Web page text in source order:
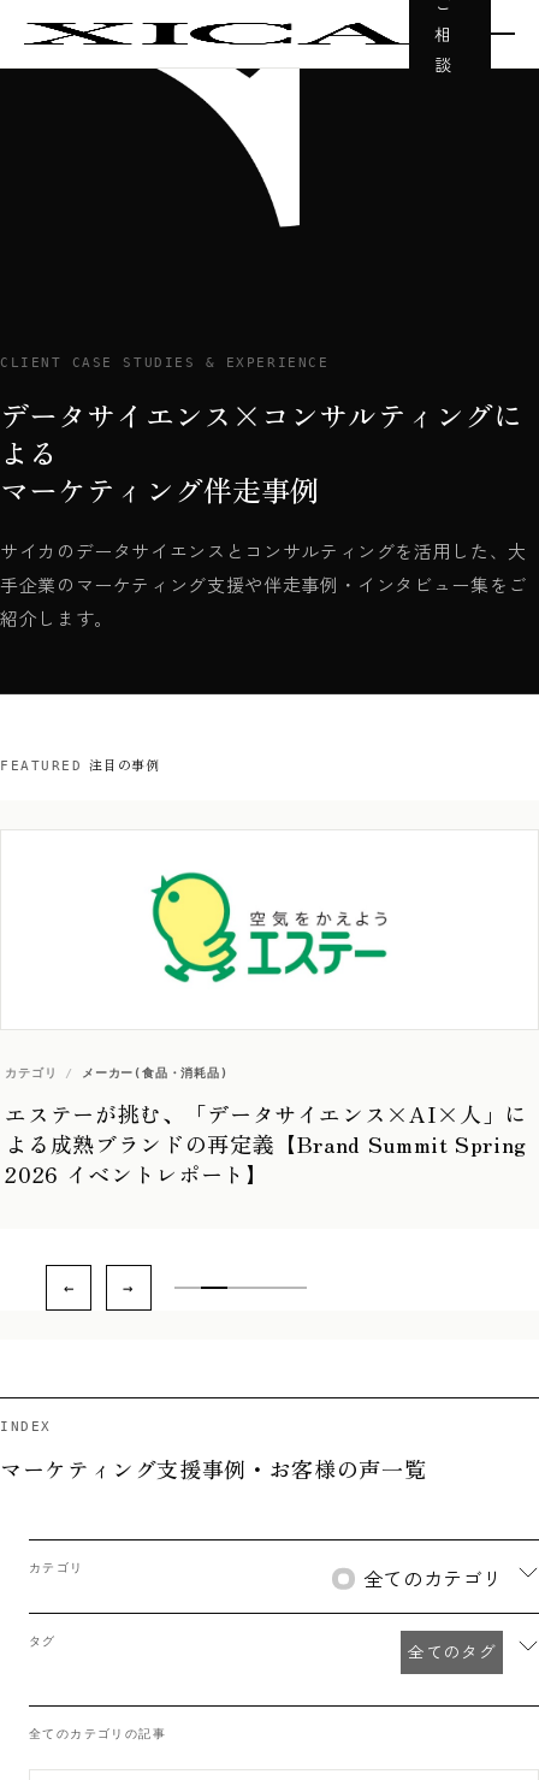
相
談
CLIENT CASE STUDIES & EXPERIENCE
データサイエンス×コンサルティングに
よる
マーケティング伴走事例
サイカのデータサイエンスとコンサルティングを活用した、大
手企業のマーケティング支援や伴走事例・インタビュー集をご
紹介します。
FEATURED 注目の事例
データサイエンスで王者に挑む、
プリマハムのマーケティング変革
INDEX
マーケティング支援事例・お客様の声一覧
カテゴリ 全てのカテゴリ
タグ 全てのタグ
全てのカテゴリの記事